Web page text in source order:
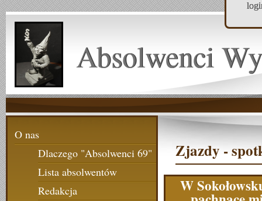
Absolwenci
O nas
Dlaczego "Absolwenci 69"
Lista absolwentów
Redakcja
Zjazdy -
W